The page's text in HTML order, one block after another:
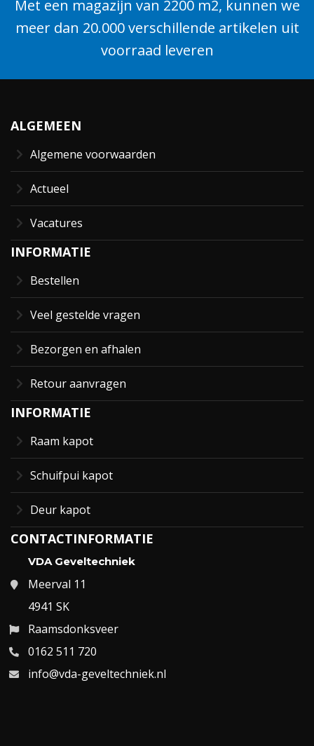
Met een magazijn van 2200 m2, kunnen we
meer dan 20.000 verschillende artikelen uit
voorraad leveren
ALGEMEEN
Algemene voorwaarden
Actueel
Vacatures
INFORMATIE
Bestellen
Veel gestelde vragen
Bezorgen en afhalen
Retour aanvragen
INFORMATIE
Raam kapot
Schuifpui kapot
Deur kapot
CONTACTINFORMATIE
VDA Geveltechniek
Meerval 11
4941 SK
Raamsdonksveer
0162 511 720
info@vda-geveltechniek.nl